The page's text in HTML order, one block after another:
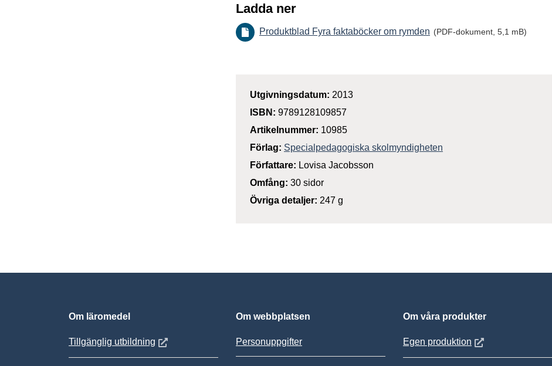
Ladda ner
Produktblad Fyra faktaböcker om rymden (PDF-dokument, 5,1 mB)
Utgivningsdatum: 2013
ISBN: 9789128109857
Artikelnummer: 10985
Förlag: Specialpedagogiska skolmyndigheten
Författare: Lovisa Jacobsson
Omfång: 30 sidor
Övriga detaljer: 247 g
Om läromedel
Tillgänglig utbildning Öppnas i nytt fönster
Om webbplatsen
Personuppgifter
Om våra produkter
Egen produktion Öppnas i nytt fönster